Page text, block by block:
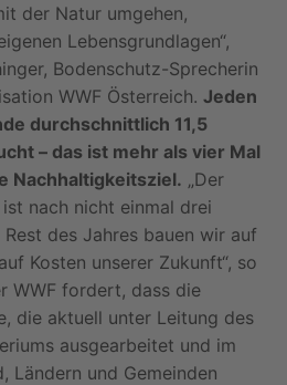
der Natur umgehen,
Lebensgrundlagen“,
Bodenschutz-Sprecherin
WWF Österreich. Jeden
durchschnittlich 11,5
– das ist mehr als vier Mal
Nachhaltigkeitsziel. „Der
nach nicht einmal drei
des Jahres bauen wir auf
Kosten unserer Zukunft“, so
WWF fordert, dass die
die aktuell unter Leitung des
ausgearbeitet und im
Ländern und Gemeinden